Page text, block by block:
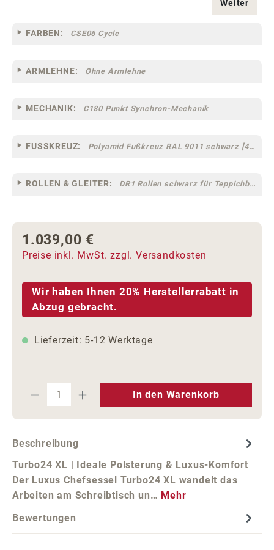
Weiter
FARBEN: CSE06 Cycle
ARMLEHNE: Ohne Armlehne
MECHANIK: C180 Punkt Synchron-Mechanik
FUSSKREUZ: Polyamid Fußkreuz RAL 9011 schwarz [44]
ROLLEN & GLEITER: DR1 Rollen schwarz für Teppichböden [10]
Regulärer Preis:
1.039,00 €
Preise inkl. MwSt. zzgl. Versandkosten
Wir haben Ihnen 20% Herstellerrabatt in
Abzug gebracht.
Lieferzeit: 5-12 Werktage
Produkt Anzahl: Gib den
In den Warenkorb
Beschreibung
Turbo24 XL | Ideale Polsterung & Luxus-Komfort
Der Luxus Chefsessel Turbo24 XL wandelt das
Arbeiten am Schreibtisch un… Mehr
Bewertungen